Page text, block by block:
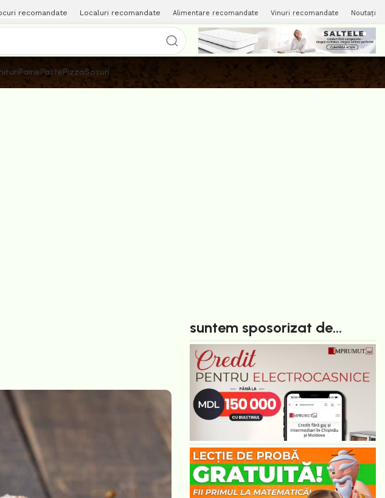
recomandate Localuri recomandate Alimentare recomandate Vinuri recomandate Noutați
PainePastePizzaSosuri
suntem sposorizat de...